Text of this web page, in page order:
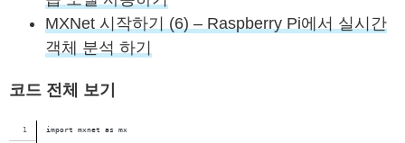
MXNet 시작하기 (6) – Raspberry Pi에서 실시간
객체 분석 하기
코드 전체 보기
import mxnet as mx